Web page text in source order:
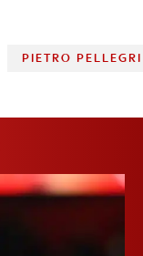
PIETRO PELLEGRI